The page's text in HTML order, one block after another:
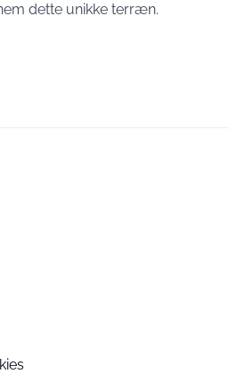
dette unikke terræn.